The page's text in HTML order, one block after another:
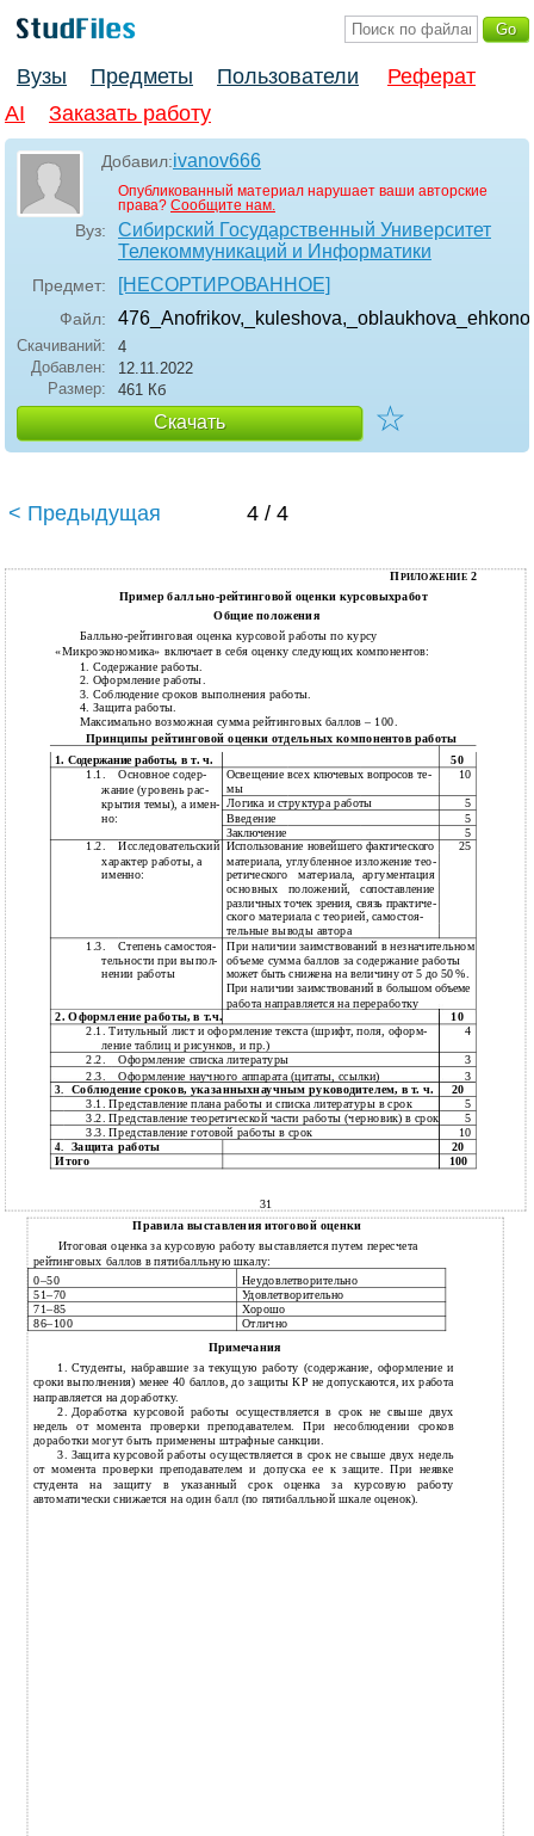
Вузы Предметы Пользователи
Реферат
AI
Заказать работу
Добавил:ivanov666
Опубликованный материал нарушает ваши авторские
права? Сообщите нам.
Вуз:
Сибирский Государственный Университет
Телекоммуникаций и Информатики
Предмет: [НЕСОРТИРОВАННОЕ]
Файл:
Скачиваний:
4
Добавлен:
12.11.2022
Размер:
461 Кб
Скачать ☆
< Предыдущая 4 / 4
ПРИЛОЖЕНИЕ 2
Пример балльно-рейтинговой оценки курсовыхработ
Общие положения
Балльно-рейтинговая оценка курсовой работы по курсу
«Микроэкономика» включает в себя оценку следующих компонентов:
1. Содержание работы.
2. Оформление работы.
3. Соблюдение сроков выполнения работы.
4. Защита работы.
Максимально возможная сумма рейтинговых баллов – 100.
Принципы рейтинговой оценки отдельных компонентов работы
1. Содержание работы, в т. ч. 50
1.1. Основное содер- Освещение всех ключевых вопросов те- 10
жание (уровень рас- мы
крытия темы), а имен- Логика и структура работы
5
но:
Введение 5
Заключение 5
1.2. Исследовательский Использование новейшего фактического 25
характер работы, а
материала, углубленное изложение тео-
именно:
ретического материала,
аргументация
основных
положений,
сопоставление
различных точек зрения, связь практиче-
ского материала с теорией, самостоя-
тельные выводы автора
1.3.
Степень самостоя-
При наличии заимствований в незначительном
тельности при выпол-
объеме сумма баллов за содержание работы
нении работы
может быть снижена на величину от 5 до 50 %.
При наличии заимствований в большом объеме
работа направляется на переработку
2. Оформление работы, в т.ч.
10
2.1. Титульный лист и оформление текста (шрифт, поля, оформ-
4
ление таблиц и рисунков, и пр.)
2.2. Оформление списка литературы
3
2.3.
Оформление научного аппарата (цитаты, ссылки) 3
3. Соблюдение сроков, указанныхнаучным руководителем, в т. ч. 20
3.1. Представление плана работы и списка литературы в срок
5
3.2. Представление теоретической части работы (черновик) в срок
5
3.3. Представление готовой работы в срок
10
4. Защита работы 20
Итого 100
31
Правила выставления итоговой оценки
Итоговая оценка за курсовую работу выставляется путем пересчета
рейтинговых баллов в пятибалльную шкалу:
0–50
Неудовлетворительно
51–70
Удовлетворительно
71–85
Хорошо
86–100
Отлично
Примечания
1.
Студенты, набравшие за текущую работу (содержание, оформление и
сроки выполнения) менее 40 баллов, до защиты КР не допускаются, их работа
направляется на доработку.
2. Доработка курсовой работы осуществляется в срок не свыше двух
недель от момента проверки преподавателем. При несоблюдении сроков
доработки могут быть применены штрафные санкции.
3. Защита курсовой работы осуществляется в срок не свыше двух недель
от момента проверки преподавателем и допуска ее к защите. При неявке
студента на защиту в указанный срок оценка за курсовую работу
автоматически снижается на один балл (по пятибалльной шкале оценок).